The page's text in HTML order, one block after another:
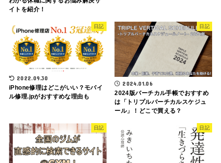
イトを紹介！
日記
2022.09.30
iPhone修理はどこがいい？モバイ
ル修理.jpがおすすめな理由も
日記
2024.01.06
2024版バーチカル手帳でおすすめ
は「トリプルバーチカルスケジュ
ール」！どこで買える？
日記 日記